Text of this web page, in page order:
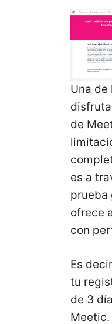
Una de
de
es a
prueba
ofrece
con
Es
tu
de 3
Meetic.